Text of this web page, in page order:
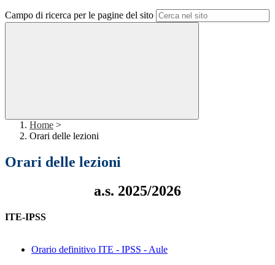
Campo di ricerca per le pagine del sito
Home >
Orari delle lezioni
Orari delle lezioni
a.s. 2025/2026
ITE-IPSS
Orario definitivo ITE - IPSS - Aule